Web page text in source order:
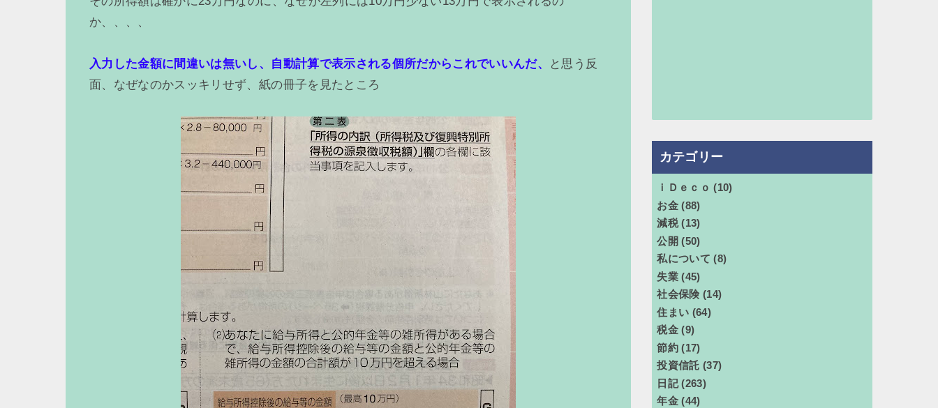
か、、、、
入力した金額に間違いは無いし、自動計算で表示される個所だからこれでいいんだ、
と思う反
面、なぜなのかスッキリせず、紙の冊子を見たところ
カテゴリー
ｉＤｅｃｏ (10)
お金 (88)
減税 (13)
公開 (50)
私について (8)
失業 (45)
社会保険 (14)
住まい (64)
税金 (9)
節約 (17)
投資信託 (37)
日記 (263)
年金 (44)